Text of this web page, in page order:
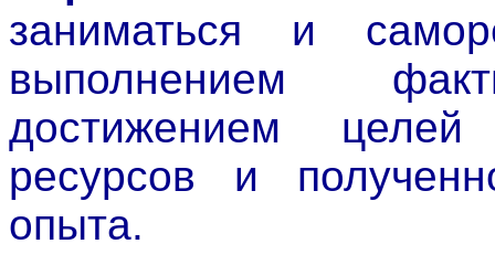
заниматься и
выполнением
достижением
ресурсов и
опыта.